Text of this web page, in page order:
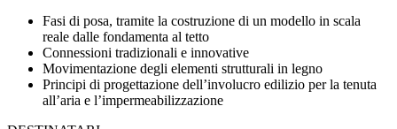
Fasi di posa, tramite la costruzione di un modello in scala
reale dalle fondamenta al tetto
Connessioni tradizionali e innovative
Movimentazione degli elementi strutturali in legno
Principi di progettazione dell’involucro edilizio per la tenuta
all’aria e l’impermeabilizzazione